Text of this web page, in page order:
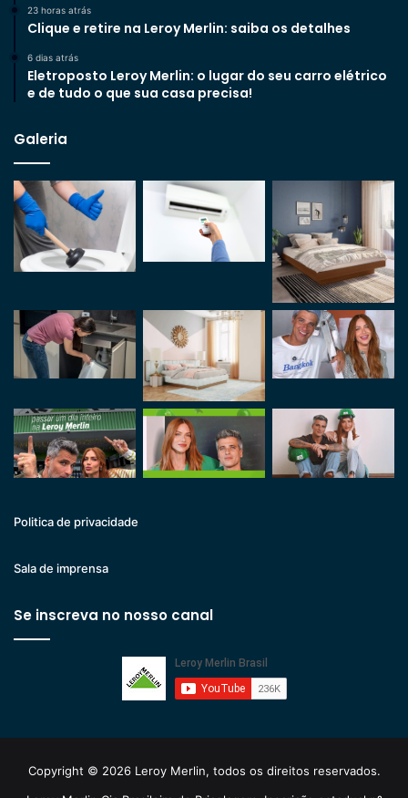
23 horas atrás
Clique e retire na Leroy Merlin: saiba os detalhes
6 dias atrás
Eletroposto Leroy Merlin: o lugar do seu carro elétrico
e de tudo o que sua casa precisa!
Galeria
Politica de privacidade
Sala de imprensa
Se inscreva no nosso canal
Copyright © 2026 Leroy Merlin, todos os direitos reservados.